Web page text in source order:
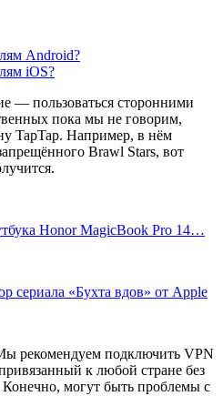
Android?
iOS?
— пользоваться сторонними
пока мы не говорим,
TapTap. Например, в нём
Brawl Stars, вот
Honor MagicBook Pro 14…
сериала «Бухта вдов» от Apple
рекомендуем подключить VPN
к любой стране без
могут быть проблемы с